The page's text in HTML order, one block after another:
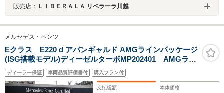
販売店： ＬＩＢＥＲＡＬＡ リベラーラ川越
メルセデス・ベンツ
Eクラス E220 d アバンギャルド AMGラインパッケージ
(ISG搭載モデル)ディーゼルターボMP202401 AMGライ
ン アドバンスドPKG レザーエクスクルーシブPKG
パノラミックルーフ MBUXARナビ デジタルインテリ
アPKG エナチャイジング ヘッドアップディスプレイ
ディーラー保証 車両品質評価書付 購入プラン付
支払総額 本体価格